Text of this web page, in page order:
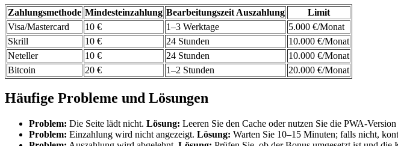
Zahlungsmethode Mindesteinzahlung Bearbeitungszeit Auszahlung
Limit
Visa/Mastercard
10 € 1–3 Werktage
5.000 €/Monat
Skrill
10 € 24 Stunden
10.000 €/Monat
Neteller
10 € 24 Stunden
10.000 €/Monat
Bitcoin
20 € 1–2 Stunden 20.000 €/Monat
Häufige Probleme und Lösungen
Problem: Die Seite lädt nicht. Lösung: Leeren Sie den Cache oder nutzen Sie die PWA-
Problem: Einzahlung wird nicht angezeigt. Lösung: Warten Sie 10–15 Minuten; falls nicht,